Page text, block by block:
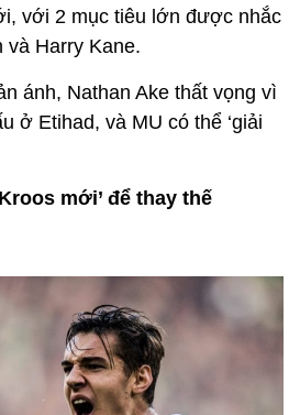
với 2 mục tiêu lớn được nhắc
và Harry Kane.
ánh, Nathan Ake thất vọng vì
ở Etihad, và MU có thể ‘giải
mới’ để thay thế